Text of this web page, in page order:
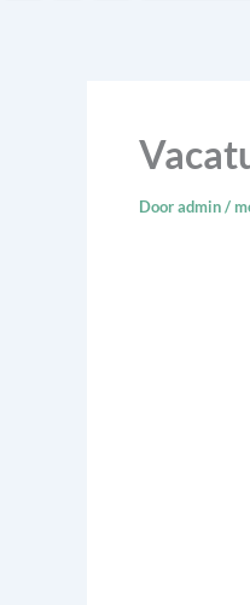
Dooradmin/